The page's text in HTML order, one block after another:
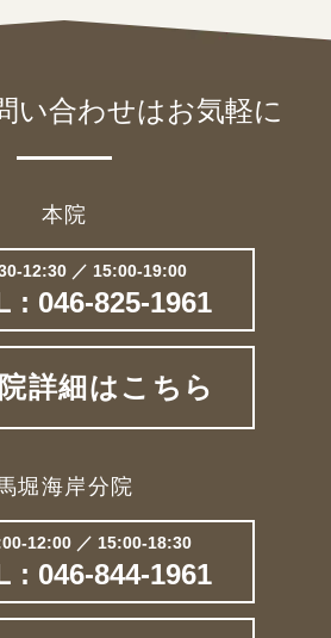
い合わせはお気軽に
本院
12:30 ／ 15:00-19:00
: 046-825-1961
詳細はこちら
堀海岸分院
12:00 ／ 15:00-18:30
: 046-844-1961